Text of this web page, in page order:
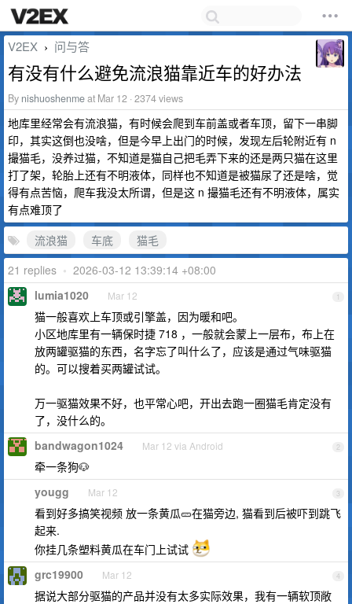
V2EX › 问与答
有没有什么避免流浪猫靠近车的好办法
By nishuoshenmeat Mar 12 · 2374 views
地库里经常会有流浪猫，有时候会爬到车前盖或者车顶，留下一串脚
印，其实这倒也没啥，但是今早上出门的时候，发现左后轮附近有 n
撮猫毛，没养过猫，不知道是猫自己把毛弄下来的还是两只猫在这里
打了架，轮胎上还有不明液体，同样也不知道是被猫尿了还是啥，觉
得有点苦恼，爬车我没太所谓，但是这 n 撮猫毛还有不明液体，属实
有点难顶了
流浪猫
车底
猫毛
21 replies • 2026-03-12 13:39:14 +08:00
1
lumia1020 Mar 12
猫一般喜欢上车顶或引擎盖，因为暖和吧。
小区地库里有一辆保时捷 718 ，一般就会蒙上一层布，布上在
放两罐驱猫的东西，名字忘了叫什么了，应该是通过气味驱猫
的。可以搜着买两罐试试。
万一驱猫效果不好，也平常心吧，开出去跑一圈猫毛肯定没有
了，没什么的。
2
bandwagon1024 Mar 12 via Android
牵一条狗🐶
3
yougg Mar 12
看到好多搞笑视频 放一条黄瓜🥒在猫旁边, 猫看到后被吓到跳飞
起来.
你挂几条塑料黄瓜在车门上试试
4
grc19900 Mar 12
据说大部分驱猫的产品并没有太多实际效果，我有一辆软顶敞